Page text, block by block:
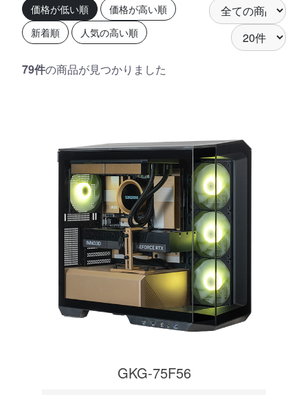
価格が低い順
価格が高い順
新着順
人気の高い順
79件の商品が見つかりました
GKG-75F56